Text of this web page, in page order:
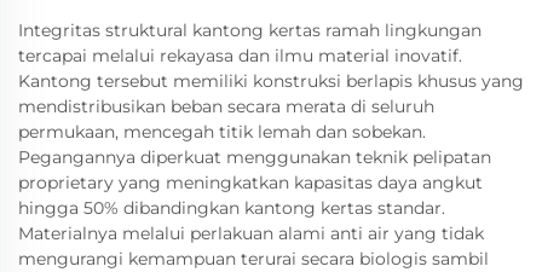
Integritas struktural kantong kertas ramah lingkungan
tercapai melalui rekayasa dan ilmu material inovatif.
Kantong tersebut memiliki konstruksi berlapis khusus yang
mendistribusikan beban secara merata di seluruh
permukaan, mencegah titik lemah dan sobekan.
Pegangannya diperkuat menggunakan teknik pelipatan
proprietary yang meningkatkan kapasitas daya angkut
hingga 50% dibandingkan kantong kertas standar.
Materialnya melalui perlakuan alami anti air yang tidak
mengurangi kemampuan terurai secara biologis sambil